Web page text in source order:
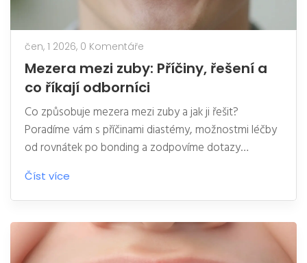
čen, 1 2026, 0 Komentáře
Mezera mezi zuby: Příčiny, řešení a
co říkají odborníci
Co způsobuje mezera mezi zuby a jak ji řešit?
Poradíme vám s příčinami diastémy, možnostmi léčby
od rovnátek po bonding a zodpovíme dotazy
odborníků.
Číst více